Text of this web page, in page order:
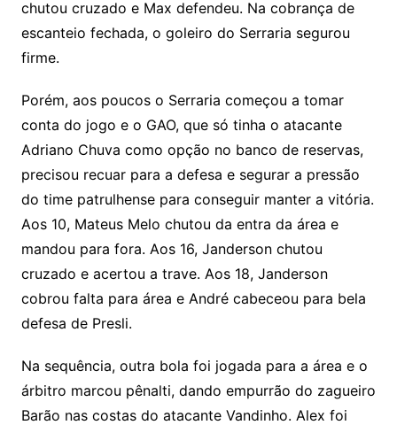
chutou cruzado e Max defendeu. Na cobrança de
escanteio fechada, o goleiro do Serraria segurou
firme.
Porém, aos poucos o Serraria começou a tomar
conta do jogo e o GAO, que só tinha o atacante
Adriano Chuva como opção no banco de reservas,
precisou recuar para a defesa e segurar a pressão
do time patrulhense para conseguir manter a vitória.
Aos 10, Mateus Melo chutou da entra da área e
mandou para fora. Aos 16, Janderson chutou
cruzado e acertou a trave. Aos 18, Janderson
cobrou falta para área e André cabeceou para bela
defesa de Presli.
Na sequência, outra bola foi jogada para a área e o
árbitro marcou pênalti, dando empurrão do zagueiro
Barão nas costas do atacante Vandinho. Alex foi